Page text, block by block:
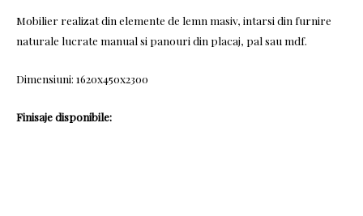
Mobilier realizat din elemente de lemn masiv, intarsi din furnire
naturale lucrate manual si panouri din placaj, pal sau mdf.
Dimensiuni: 1620x450x2300
Finisaje disponibile: